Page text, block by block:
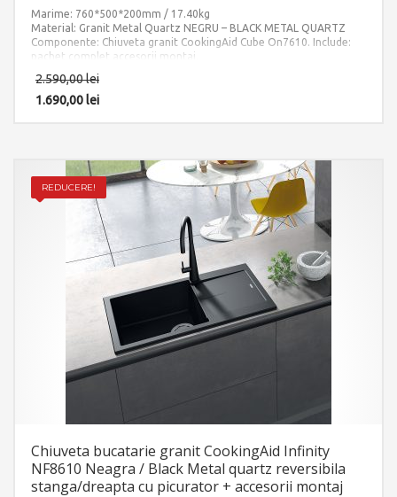
Marime: 760*500*200mm / 17.40kg
Material: Granit Metal Quartz NEGRU – BLACK METAL QUARTZ
Componente: Chiuveta granit CookingAid Cube On7610. Include:
pachet complet accesorii montaj.
2.590,00lei
1.690,00lei
REDUCERE!
Chiuveta bucatarie granit CookingAid Infinity
NF8610 Neagra / Black Metal quartz reversibila
stanga/dreapta cu picurator + accesorii montaj